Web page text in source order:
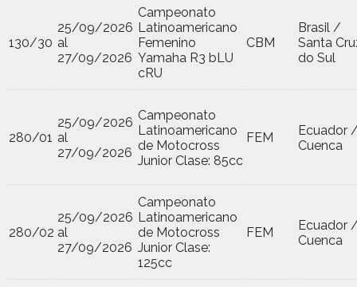
130/30
25/09/2026
al
27/09/2026
Campeonato
Latinoamericano
Femenino
Yamaha R3 bLU
cRU
CBM
Brasil /
Santa
do Sul
280/01
25/09/2026
al
27/09/2026
Campeonato
Latinoamericano
de Motocross
Junior Clase: 85cc
FEM
Ecuador
Cuenca
280/02
25/09/2026
al
27/09/2026
Campeonato
Latinoamericano
de Motocross
Junior Clase:
125cc
FEM
Ecuador
Cuenca